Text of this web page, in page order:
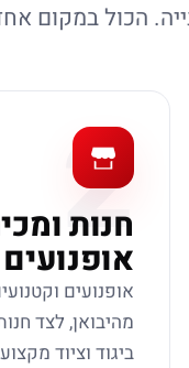
הכול במקום
2
חנות
אופנועים
מהיבואן, לצד
ביגוד וציוד